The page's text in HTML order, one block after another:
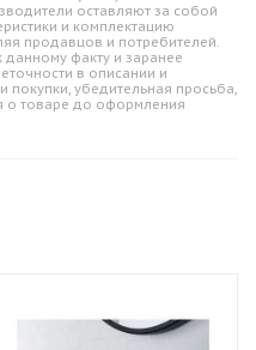
оставляют за собой
и комплектацию
продавцов и потребителей.
данному факту и заранее
в описании и
убедительная просьба,
о товаре до оформления